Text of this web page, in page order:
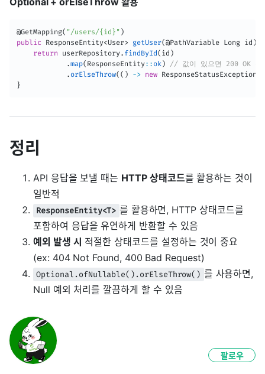
@GetMapping( "/users/{id}" )
public
ResponseEntity<User> getUser(@PathVariable Long id )
return userRepository. findById( id )
.map( ResponseEntity: : ok)
// 값이 있으면 200 OK 응
. orElseThrow( ( ) -> new ResponseStatusException
}
정리
API 응답을 보낼 때는 HTTP 상태코드를 활용하는 것이
일반적
ResponseEntity<T> 를 활용하면, HTTP 상태코드를
포함하여 응답을 유연하게 반환할 수 있음
예외 발생 시 적절한 상태코드를 설정하는 것이 중요
(ex: 404 Not Found, 400 Bad Request)
Optional.ofNullable().orElseThrow() 를 사용하면,
Null 예외 처리를 깔끔하게 할 수 있음
팔로우